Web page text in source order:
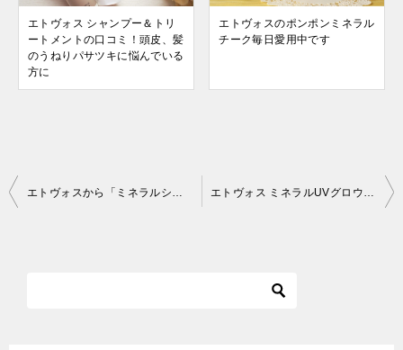
エトヴォス シャンプー＆トリ
ートメントの口コミ！頭皮、髪
のうねりパサツキに悩んでいる
方に
エトヴォスのポンポンミネラル
チーク毎日愛用中です
投
エトヴォスから「ミネラルシマリングデュオ」が新発売！骨格メイクが簡単にできます♪ エトヴォス ミネラルUVグロウベース 河北×etvosコラボ第四弾！40代に似合うツヤ肌の作り方